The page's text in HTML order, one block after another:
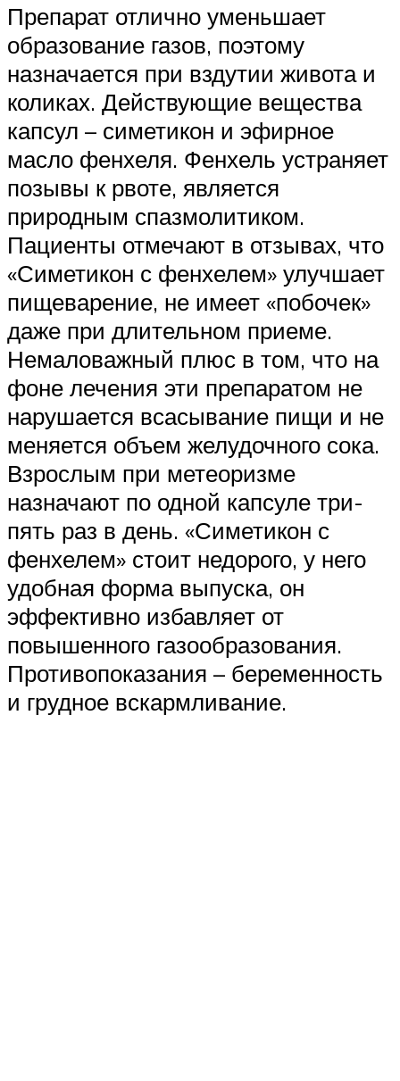
Препарат отлично уменьшает
образование газов, поэтому
назначается при вздутии живота и
коликах. Действующие вещества
капсул – симетикон и эфирное
масло фенхеля. Фенхель устраняет
позывы к рвоте, является
природным спазмолитиком.
Пациенты отмечают в отзывах, что
«Симетикон с фенхелем» улучшает
пищеварение, не имеет «побочек»
даже при длительном приеме.
Немаловажный плюс в том, что на
фоне лечения эти препаратом не
нарушается всасывание пищи и не
меняется объем желудочного сока.
Взрослым при метеоризме
назначают по одной капсуле три-
пять раз в день. «Симетикон с
фенхелем» стоит недорого, у него
удобная форма выпуска, он
эффективно избавляет от
повышенного газообразования.
Противопоказания – беременность
и грудное вскармливание.